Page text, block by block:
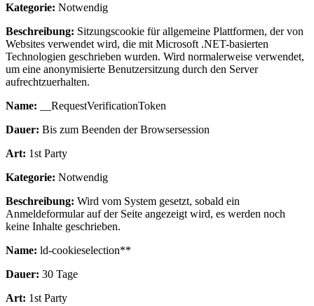
Kategorie: Notwendig
Beschreibung: Sitzungscookie für allgemeine Plattformen, der von
Websites verwendet wird, die mit Microsoft .NET-basierten
Technologien geschrieben wurden. Wird normalerweise verwendet,
um eine anonymisierte Benutzersitzung durch den Server
aufrechtzuerhalten.
Name: __RequestVerificationToken
Dauer: Bis zum Beenden der Browsersession
Art: 1st Party
Kategorie: Notwendig
Beschreibung: Wird vom System gesetzt, sobald ein
Anmeldeformular auf der Seite angezeigt wird, es werden noch
keine Inhalte geschrieben.
Name: ld-cookieselection**
Dauer: 30 Tage
Art: 1st Party